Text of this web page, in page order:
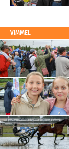
VIMMEL